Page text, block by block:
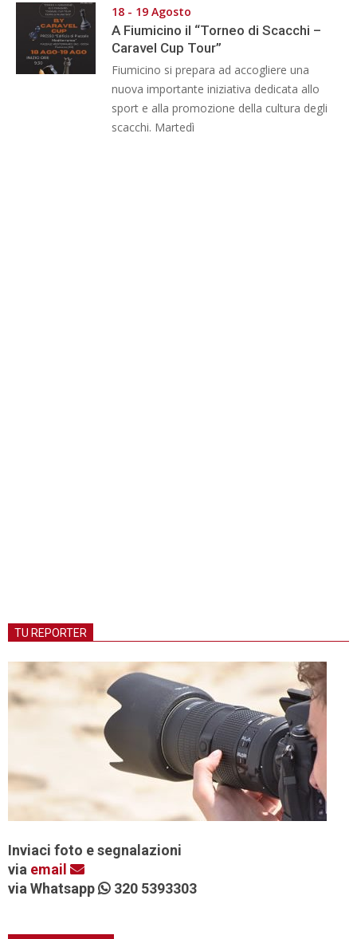
18 - 19 Agosto
A Fiumicino il “Torneo di Scacchi –
Caravel Cup Tour”
Fiumicino si prepara ad accogliere una
nuova importante iniziativa dedicata allo
sport e alla promozione della cultura degli
scacchi. Martedì
TU REPORTER
Inviaci foto e segnalazioni
via email
via Whatsapp
320 5393303